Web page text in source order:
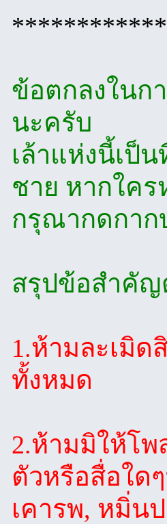
ข้อตกลงในก
นะครับ
เล้าแห่งนี้เป็
ชาย หากใค
กรุณากดกาก
สรุปข้อสำคัญ
1.ห้ามละเมิ
ทั้งหมด
2.ห้ามมิให้โ
ตัวหรือสื่อใด
เคารพ, หมิ่น